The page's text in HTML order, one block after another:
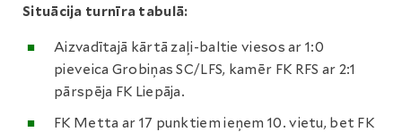
Situācija turnīra tabulā:
Aizvadītajā kārtā zaļi-baltie viesos ar 1:0
pieveica Grobiņas SC/LFS, kamēr FK RFS ar 2:1
pārspēja FK Liepāja.
FK Metta ar 17 punktiem ieņem 10. vietu, bet FK